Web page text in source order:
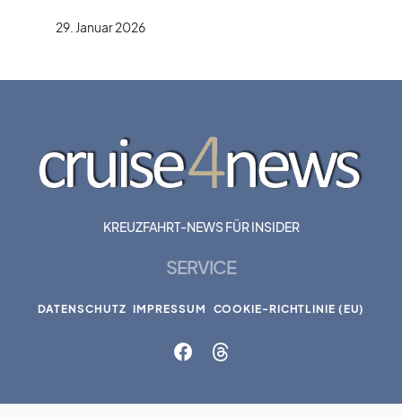
29. Januar 2026
KREUZFAHRT-NEWS FÜR INSIDER
SERVICE
DATENSCHUTZ IMPRESSUM COOKIE-RICHTLINIE (EU)